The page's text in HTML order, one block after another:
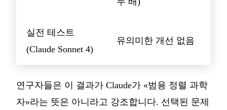
실전 테스트
(Claude Sonnet 4)
유의미한 개선 없음
연구자들은 이 결과가 Claude가 «범용 정렬 과학
자»라는 뜻은 아니라고 강조합니다. 선택된 문제